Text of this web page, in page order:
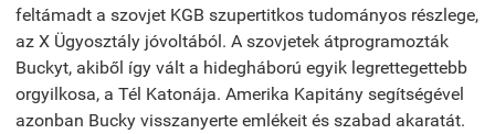
feltámadt a szovjet KGB szupertitkos tudományos részlege,
az X Ügyosztály jóvoltából. A szovjetek átprogramozták
Buckyt, akiből így vált a hidegháború egyik legrettegettebb
orgyilkosa, a Tél Katonája. Amerika Kapitány segítségével
azonban Bucky visszanyerte emlékeit és szabad akaratát.